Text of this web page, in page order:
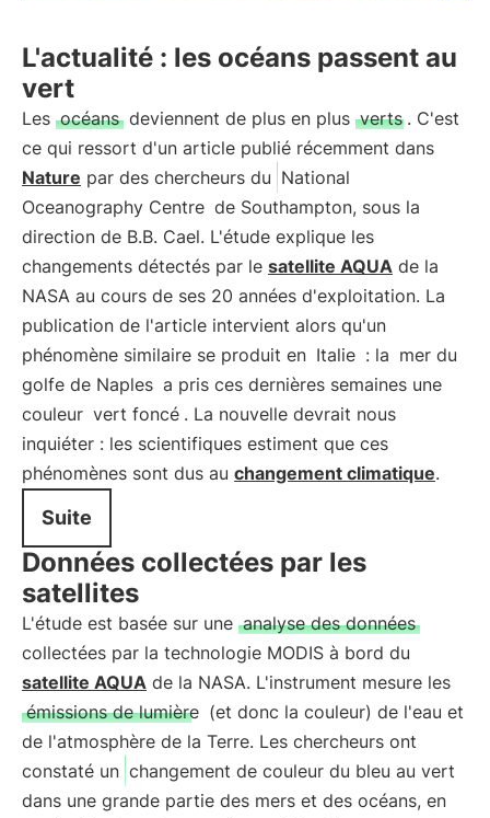
L'actualité : les océans passent au
vert
Les océans deviennent de plus en plus verts . C'est
ce qui ressort d'un article publié récemment dans
Nature par des chercheurs du National
Oceanography Centre de Southampton, sous la
direction de B.B. Cael. L'étude explique les
changements détectés par le satellite AQUA de la
NASA au cours de ses 20 années d'exploitation. La
publication de l'article intervient alors qu'un
phénomène similaire se produit en Italie : la mer du
golfe de Naples a pris ces dernières semaines une
couleur vert foncé . La nouvelle devrait nous
inquiéter : les scientifiques estiment que ces
phénomènes sont dus au changement climatique.
Suite
Données collectées par les
satellites
L'étude est basée sur une analyse des données
collectées par la technologie MODIS à bord du
satellite AQUA de la NASA. L'instrument mesure les
émissions de lumière (et donc la couleur) de l'eau et
de l'atmosphère de la Terre. Les chercheurs ont
constaté un changement de couleur du bleu au vert
dans une grande partie des mers et des océans, en